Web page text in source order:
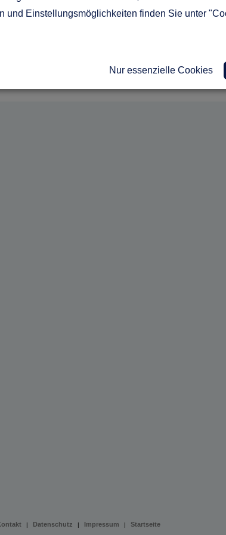
Anbieters.
| Datenschutz | Impressum | Startseite
und Einstellungsmöglichkeiten finden Sie unter
Nur essenzielle Cookies